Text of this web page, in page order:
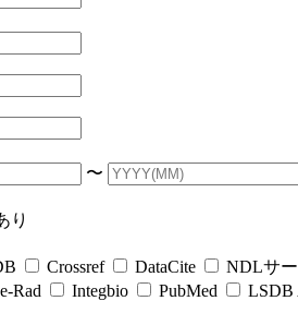
〜
り
Crossref DataCite NDLサ
e-Rad Integbio PubMed LSDB